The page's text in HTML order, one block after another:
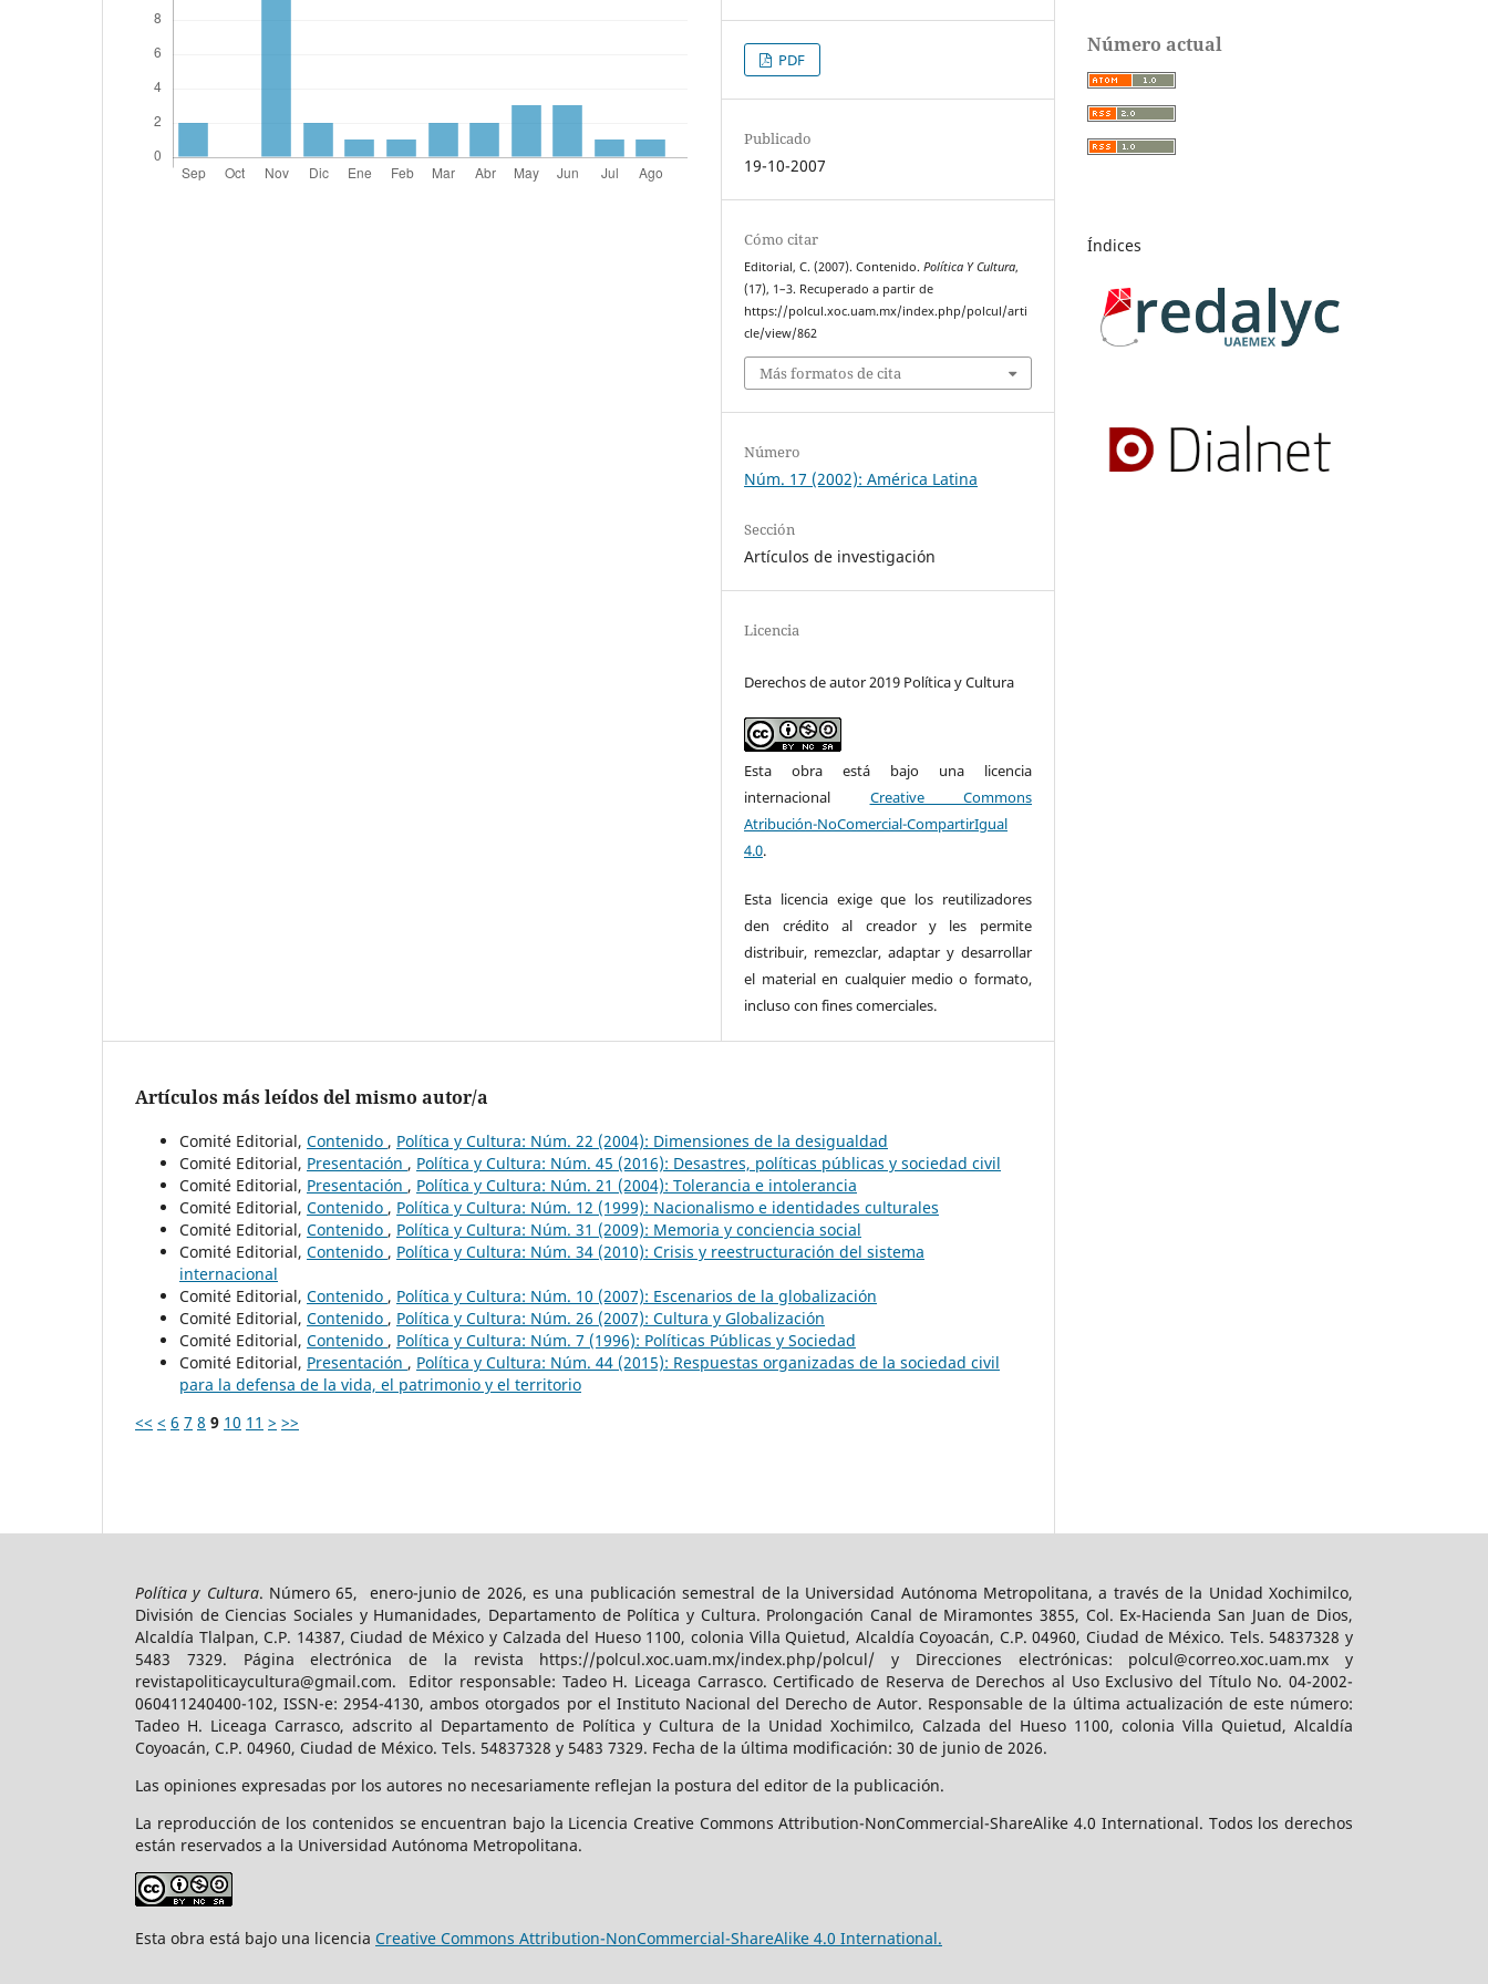
PDF
Publicado
19-10-2007
Cómo citar
Editorial, C. (2007). Contenido.Política Y Cultura,
(17), 1–3. Recuperado a partir de
https://polcul.xoc.uam.mx/index.php/polcul/arti
cle/view/862
Más formatos de cita
Número
Núm. 17 (2002): América Latina
Sección
Artículos de investigación
Licencia
Derechos de autor 2019 Política y Cultura
Esta obra está bajo una licencia
internacional Creative Commons
Atribución-NoComercial-CompartirIgual
4.0.
Esta licencia exige que los reutilizadores
den crédito al creador y les permite
distribuir, remezclar, adaptar y desarrollar
el material en cualquier medio o formato,
incluso con fines comerciales.
Artículos más leídos del mismo autor/a
Comité Editorial, Contenido , Política y Cultura: Núm. 22 (2004): Dimensiones de la desigualdad
Comité Editorial, Presentación , Política y Cultura: Núm. 45 (2016): Desastres, políticas públicas y sociedad civil
Comité Editorial, Presentación , Política y Cultura: Núm. 21 (2004): Tolerancia e intolerancia
Comité Editorial, Contenido , Política y Cultura: Núm. 12 (1999): Nacionalismo e identidades culturales
Comité Editorial, Contenido , Política y Cultura: Núm. 31 (2009): Memoria y conciencia social
Comité Editorial, Contenido , Política y Cultura: Núm. 34 (2010): Crisis y reestructuración del sistema
internacional
Comité Editorial, Contenido , Política y Cultura: Núm. 10 (2007): Escenarios de la globalización
Comité Editorial, Contenido , Política y Cultura: Núm. 26 (2007): Cultura y Globalización
Comité Editorial, Contenido , Política y Cultura: Núm. 7 (1996): Políticas Públicas y Sociedad
Comité Editorial, Presentación , Política y Cultura: Núm. 44 (2015): Respuestas organizadas de la sociedad civil
para la defensa de la vida, el patrimonio y el territorio
<< < 6 7 8 9 10 11 > >>
Número actual
Índices
Política y Cultura. Número 65, enero-junio de 2026, es una publicación semestral de la Universidad Autónoma Metropolitana, a través de la Unidad Xochimilco,
División de Ciencias Sociales y Humanidades, Departamento de Política y Cultura. Prolongación Canal de Miramontes 3855, Col. Ex-Hacienda San Juan de Dios,
Alcaldía Tlalpan, C.P. 14387, Ciudad de México y Calzada del Hueso 1100, colonia Villa Quietud, Alcaldía Coyoacán, C.P. 04960, Ciudad de México. Tels. 54837328 y
5483 7329. Página electrónica de la revista https://polcul.xoc.uam.mx/index.php/polcul/ y Direcciones electrónicas: polcul@correo.xoc.uam.mx y
revistapoliticaycultura@gmail.com. Editor responsable: Tadeo H. Liceaga Carrasco. Certificado de Reserva de Derechos al Uso Exclusivo del Título No. 04-2002-
060411240400-102, ISSN-e: 2954-4130, ambos otorgados por el Instituto Nacional del Derecho de Autor. Responsable de la última actualización de este número:
Tadeo H. Liceaga Carrasco, adscrito al Departamento de Política y Cultura de la Unidad Xochimilco, Calzada del Hueso 1100, colonia Villa Quietud, Alcaldía
Coyoacán, C.P. 04960, Ciudad de México. Tels. 54837328 y 5483 7329. Fecha de la última modificación: 30 de junio de 2026.
Las opiniones expresadas por los autores no necesariamente reflejan la postura del editor de la publicación.
La reproducción de los contenidos se encuentran bajo la Licencia Creative Commons Attribution-NonCommercial-ShareAlike 4.0 International. Todos los derechos
están reservados a la Universidad Autónoma Metropolitana.
Esta obra está bajo una licencia Creative Commons Attribution-NonCommercial-ShareAlike 4.0 International.